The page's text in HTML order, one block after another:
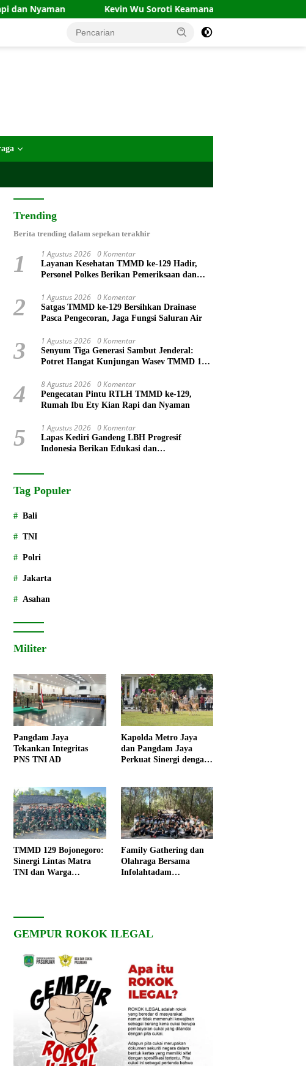
Kevin Wu Soroti Keamanan Gedung Pemprov DKI Usai
Trending
Berita trending dalam sepekan terakhir
1 1 Agustus 2026 0 Komentar
Layanan Kesehatan TMMD ke-129 Hadir,
Personel Polkes Berikan Pemeriksaan dan
2 1 Agustus 2026 0 Komentar
Satgas TMMD ke-129 Bersihkan Drainase
Pasca Pengecoran, Jaga Fungsi Saluran Air
3 1 Agustus 2026 0 Komentar
Senyum Tiga Generasi Sambut Jenderal:
Potret Hangat Kunjungan Wasev TMMD 129
4 8 Agustus 2026 0 Komentar
Pengecatan Pintu RTLH TMMD ke-129,
Rumah Ibu Ety Kian Rapi dan Nyaman
5 1 Agustus 2026 0 Komentar
Lapas Kediri Gandeng LBH Progresif
Indonesia Berikan Edukasi dan
Tag Populer
Bali
TNI
Polri
Jakarta
Asahan
Militer
Pangdam Jaya
Tekankan Integritas
PNS TNI AD
Kapolda Metro Jaya
dan Pangdam Jaya
Perkuat Sinergi dengan
TMMD 129 Bojonegoro:
Sinergi Lintas Matra
TNI dan Warga
Family Gathering dan
Olahraga Bersama
Infolahtadam
GEMPUR ROKOK ILEGAL